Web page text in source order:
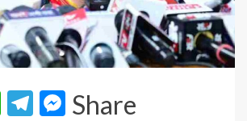
WhatsApp
Telegram
Messenger
Share